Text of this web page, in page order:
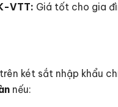
VTT: Giá tốt cho gia
két sắt nhập khẩu
nếu: